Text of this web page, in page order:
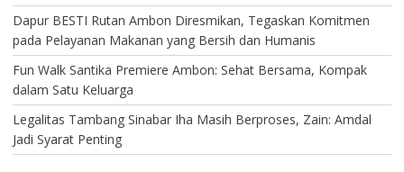
Dapur BESTI Rutan Ambon Diresmikan, Tegaskan Komitmen
pada Pelayanan Makanan yang Bersih dan Humanis
Fun Walk Santika Premiere Ambon: Sehat Bersama, Kompak
dalam Satu Keluarga
Legalitas Tambang Sinabar Iha Masih Berproses, Zain: Amdal
Jadi Syarat Penting